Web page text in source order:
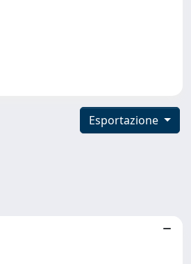
Esportazione